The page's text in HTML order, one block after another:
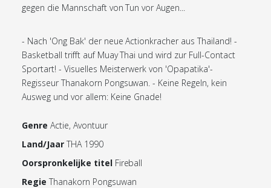
gegen die Mannschaft von Tun vor Augen...
- Nach 'Ong Bak' der neue Actionkracher aus Thailand! -
Basketball trifft auf Muay Thai und wird zur Full-Contact
Sportart! - Visuelles Meisterwerk von 'Opapatika'-
Regisseur Thanakorn Pongsuwan. - Keine Regeln, kein
Ausweg und vor allem: Keine Gnade!
Genre Actie, Avontuur
Land/Jaar THA 1990
Oorspronkelijke titel Fireball
Regie Thanakorn Pongsuwan